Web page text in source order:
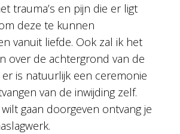
trauma’s en pijn die er ligt
deze te kunnen
vanuit liefde. Ook zal ik het
over de achtergrond van de
er is natuurlijk een ceremonie
van de inwijding zelf.
gaan doorgeven ontvang je